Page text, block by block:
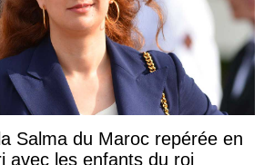
Salma du Maroc repérée en
avec les enfants du roi